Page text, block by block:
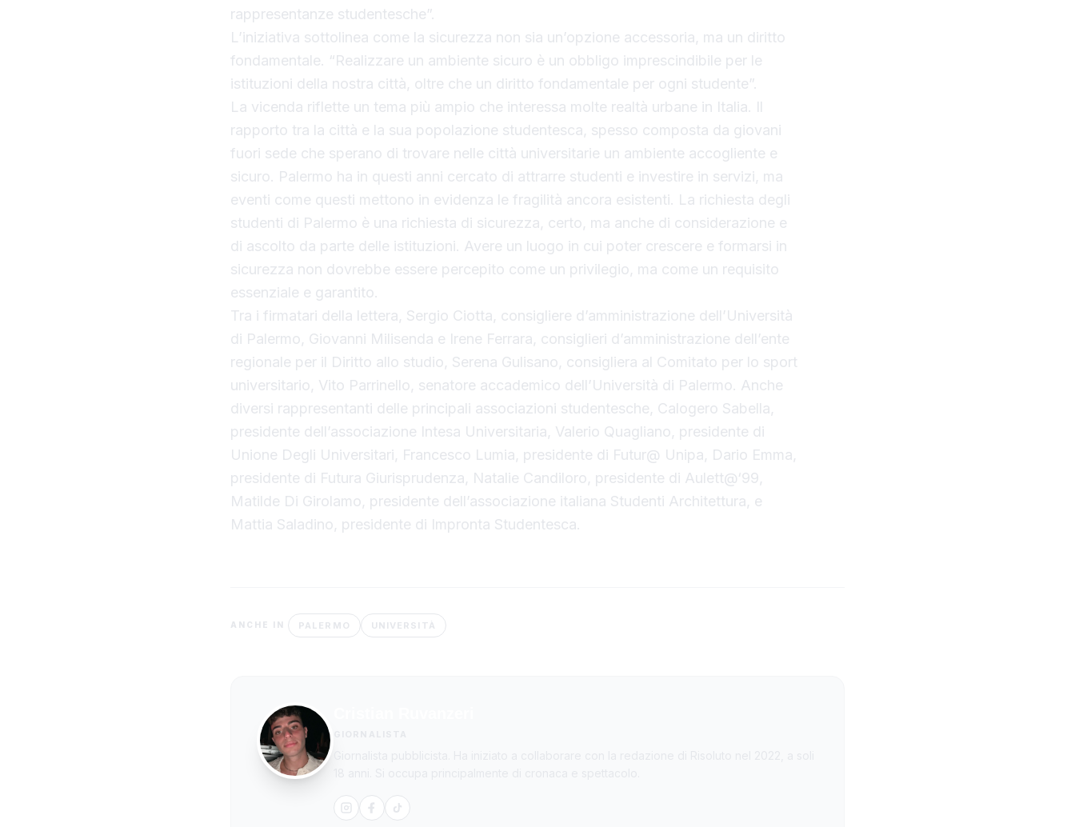
rappresentanze studentesche”.
L’iniziativa sottolinea come la sicurezza non sia un’opzione accessoria, ma un diritto
fondamentale. “Realizzare un ambiente sicuro è un obbligo imprescindibile per le
istituzioni della nostra città, oltre che un diritto fondamentale per ogni studente”.
La vicenda riflette un tema più ampio che interessa molte realtà urbane in Italia. Il
rapporto tra la città e la sua popolazione studentesca, spesso composta da giovani
fuori sede che sperano di trovare nelle città universitarie un ambiente accogliente e
sicuro. Palermo ha in questi anni cercato di attrarre studenti e investire in servizi, ma
eventi come questi mettono in evidenza le fragilità ancora esistenti. La richiesta degli
studenti di Palermo è una richiesta di sicurezza, certo, ma anche di considerazione e
di ascolto da parte delle istituzioni. Avere un luogo in cui poter crescere e formarsi in
sicurezza non dovrebbe essere percepito come un privilegio, ma come un requisito
essenziale e garantito.
Tra i firmatari della lettera, Sergio Ciotta, consigliere d’amministrazione dell’Università
di Palermo, Giovanni Milisenda e Irene Ferrara, consiglieri d’amministrazione dell’ente
regionale per il Diritto allo studio, Serena Gulisano, consigliera al Comitato per lo sport
universitario, Vito Parrinello, senatore accademico dell’Università di Palermo. Anche
diversi rappresentanti delle principali associazioni studentesche, Calogero Sabella,
presidente dell’associazione Intesa Universitaria, Valerio Quagliano, presidente di
Unione Degli Universitari, Francesco Lumia, presidente di Futur@ Unipa, Dario Emma,
presidente di Futura Giurisprudenza, Natalie Candiloro, presidente di Aulett@‘99,
Matilde Di Girolamo, presidente dell’associazione italiana Studenti Architettura, e
Mattia Saladino, presidente di Impronta Studentesca.
ANCHE IN PALERMO UNIVERSITÀ